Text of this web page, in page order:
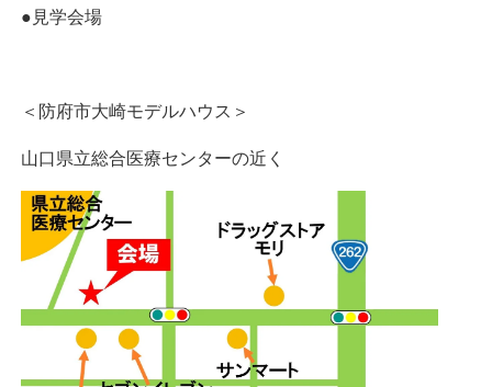
●見学会場
＜防府市大崎モデルハウス＞
山口県立総合医療センターの近く